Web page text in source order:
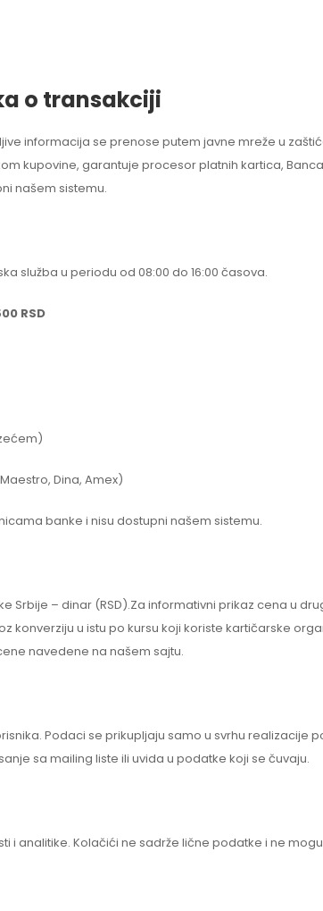
o transakciji
informacija se prenose putem javne mreže u
kupovine, garantuje procesor platnih kartica,
našem sistemu.
služba u periodu od 08:00 do 16:00 časova.
RSD
Dina, Amex)
banke i nisu dostupni našem sistemu.
Srbije – dinar (RSD).Za informativni prikaz cena u
konverziju u istu po kursu koji koriste kartičarske
navedene na našem sajtu.
Podaci se prikupljaju samo u svrhu
sa mailing liste ili uvida u podatke koji se čuvaju.
i analitike. Kolačići ne sadrže lične podatke i ne